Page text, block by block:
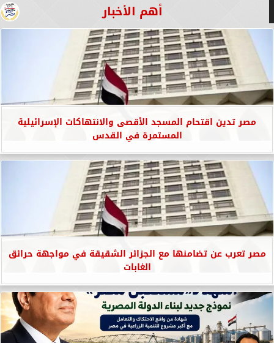
أهم الأخبار
مصر تدين اقتحام المسجد الأقصى والانتهاكات الإسرائيلية
المستمرة في القدس
مصر تعرب عن تضامنها مع الجزائر الشقيقة في مواجهة حرائق
الغابات